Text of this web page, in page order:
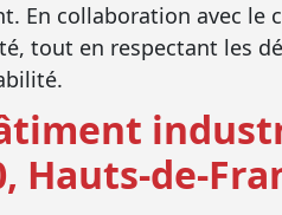
En collaboration avec le
tout en respectant les
Hauts-de-